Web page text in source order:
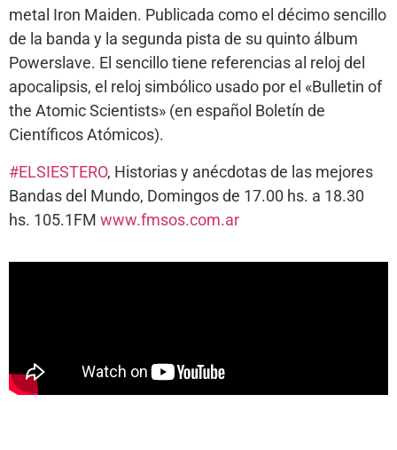
metal Iron Maiden. Publicada como el décimo sencillo
de la banda y la segunda pista de su quinto álbum
Powerslave. El sencillo tiene referencias al reloj del
apocalipsis, el reloj simbólico usado por el «Bulletin of
the Atomic Scientists» (en español Boletín de
Científicos Atómicos).
#ELSIESTERO, Historias y anécdotas de las mejores
Bandas del Mundo, Domingos de 17.00 hs. a 18.30
hs. 105.1FM www.fmsos.com.ar